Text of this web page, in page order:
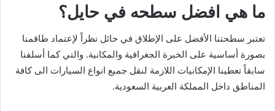
ما هي افضل سطحه في حايل؟
تعتبر سطحتنا الأفضل على الإطلاق في حائل نظراً لإعتماد طاقمنا
بصورة أساسية على الخبرة الجغرافية والمكانية. والتي كما أسلفنا
سابقاً تعطينا الإمكانيات اللازمة لنقل جميع انواع السيارات الى كافة
المناطق داخل المملكة العربية السعودية.